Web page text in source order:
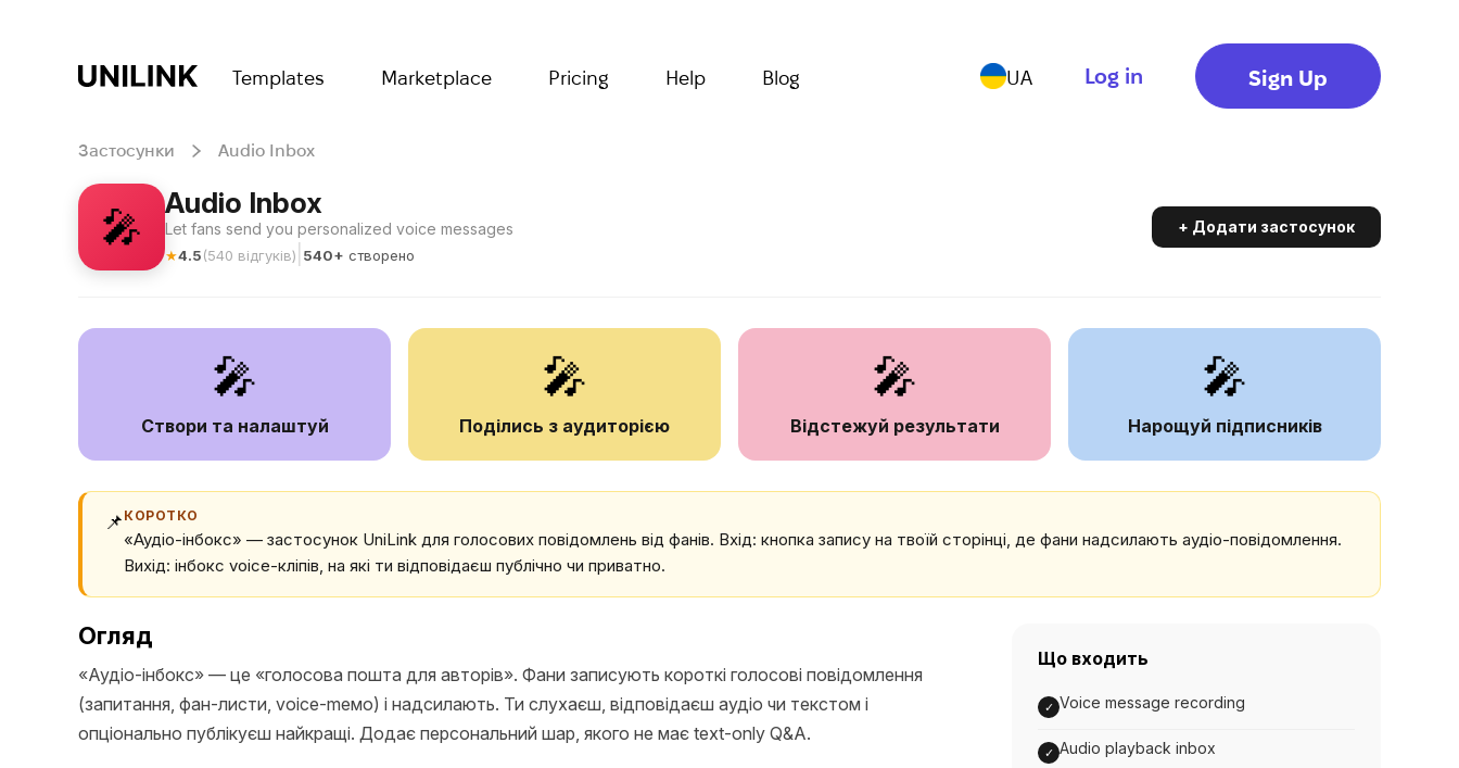
Templates Marketplace Pricing Help Blog UA Log in Sign Up
Застосунки Audio Inbox
🎤 Audio Inbox
Let fans send you personalized voice messages
★4.5(540 відгуків) 540+ створено
+ Додати застосунок
🎤
Створи та налаштуй
🎤
Поділись з аудиторією
🎤
Відстежуй результати
🎤
Нарощуй підписників
📌 КОРОТКО
«Аудіо-інбокс» — застосунок UniLink для голосових повідомлень від фанів. Вхід: кнопка запису на твоїй сторінці, де фани надсилають аудіо-повідомлення.
Вихід: інбокс voice-кліпів, на які ти відповідаєш публічно чи приватно.
Огляд
«Аудіо-інбокс» — це «голосова пошта для авторів». Фани записують короткі голосові повідомлення
(запитання, фан-листи, voice-meмо) і надсилають. Ти слухаєш, відповідаєш аудіо чи текстом і
опціонально публікуєш найкращі. Додає персональний шар, якого не має text-only Q&A.
Що входить
✓ Voice message recording
✓ Audio playback inbox